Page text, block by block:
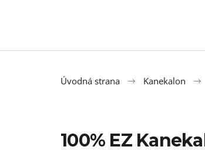
Úvodná strana Kanekalon
100% EZ
100% JUMBO BRAID KANEKALON